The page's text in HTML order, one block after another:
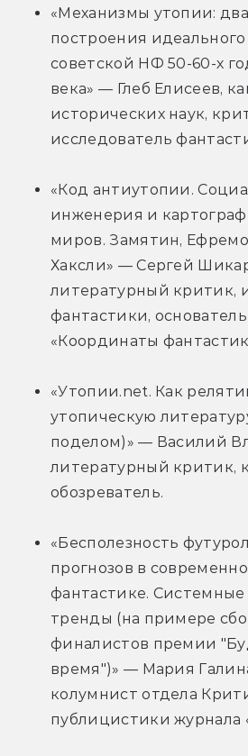
«Механизмы утопии:
построения
советской НФ 50-60-х
века» — Глеб Елисеев,
исторических наук,
исследователь
«Код антиутопии.
инженерия и
миров. Замятин,
Хаксли» — Сергей
литературный критик,
фантастики,
«Координаты
«Утопии.net. Как
утопическую
поделом)» — Василий
литературный критик,
обозреватель.
«Бесполезность
прогнозов в
фантастике.
тренды (на примере
финалистов премии
время")» — Мария
колумнист отдела
публицистики журнала